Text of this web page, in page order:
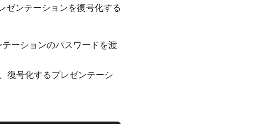
ゼンテーションを復号化する
ーションのパスワードを渡
復号化するプレゼンテーシ